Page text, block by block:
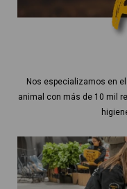
Nos especializamos en
animal con más de 10 mil